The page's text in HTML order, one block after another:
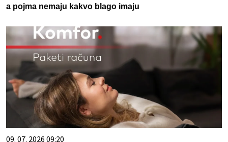
a pojma nemaju kakvo blago imaju
09. 07. 2026 09:20